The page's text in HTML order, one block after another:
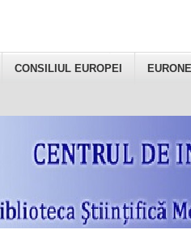
CONSILIUL EUROPEI